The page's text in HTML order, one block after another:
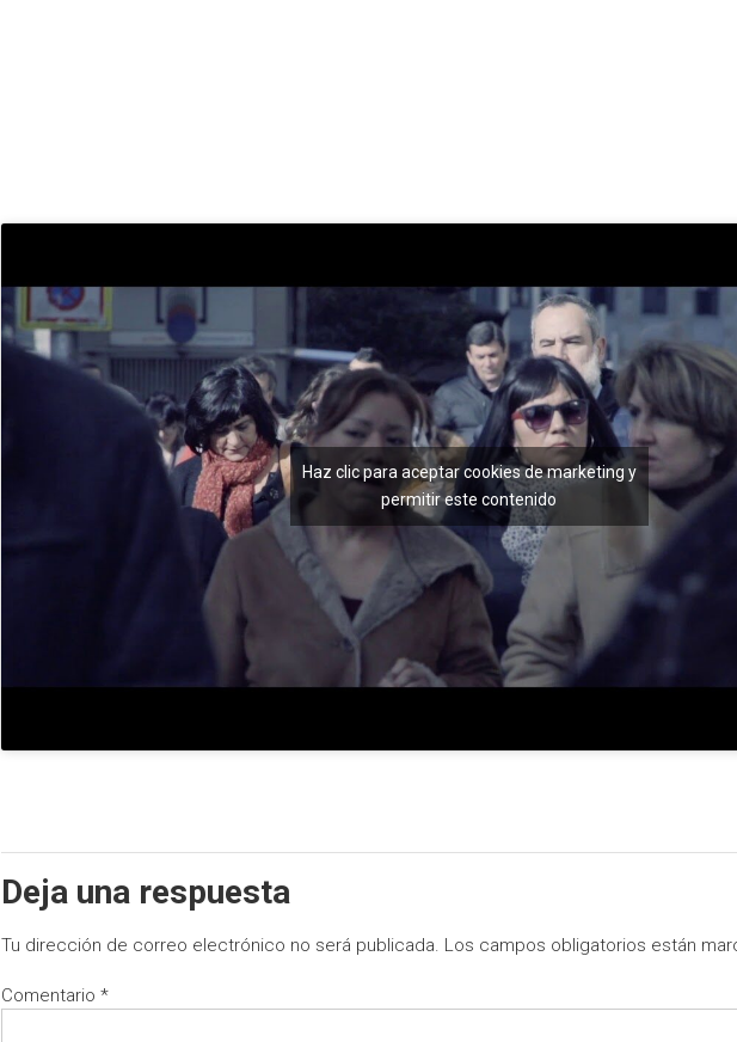
Haz clic para aceptar cookies de marketing y
permitir este contenido
Deja una respuesta
Tu dirección de correo electrónico no será publicada. Los campos obligatorios están
Comentario*